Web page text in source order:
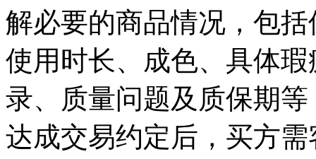
解必要的商品情况，包
使用时长、成色、具体
录、质量问题及质保期
达成交易约定后，买方